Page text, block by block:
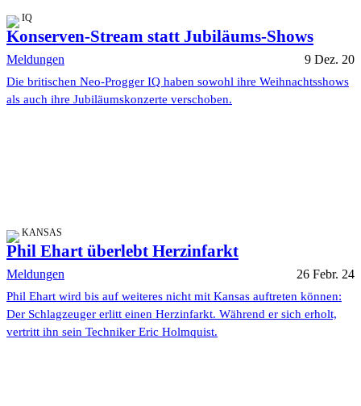
IQ
Konserven-Stream statt Jubiläums-Shows
Meldungen 9 Dez. 20
Die britischen Neo-Progger IQ haben sowohl ihre Weihnachtsshows
als auch ihre Jubiläumskonzerte verschoben.
KANSAS
Phil Ehart überlebt Herzinfarkt
Meldungen 26 Febr. 24
Phil Ehart wird bis auf weiteres nicht mit Kansas auftreten können:
Der Schlagzeuger erlitt einen Herzinfarkt. Während er sich erholt,
vertritt ihn sein Techniker Eric Holmquist.